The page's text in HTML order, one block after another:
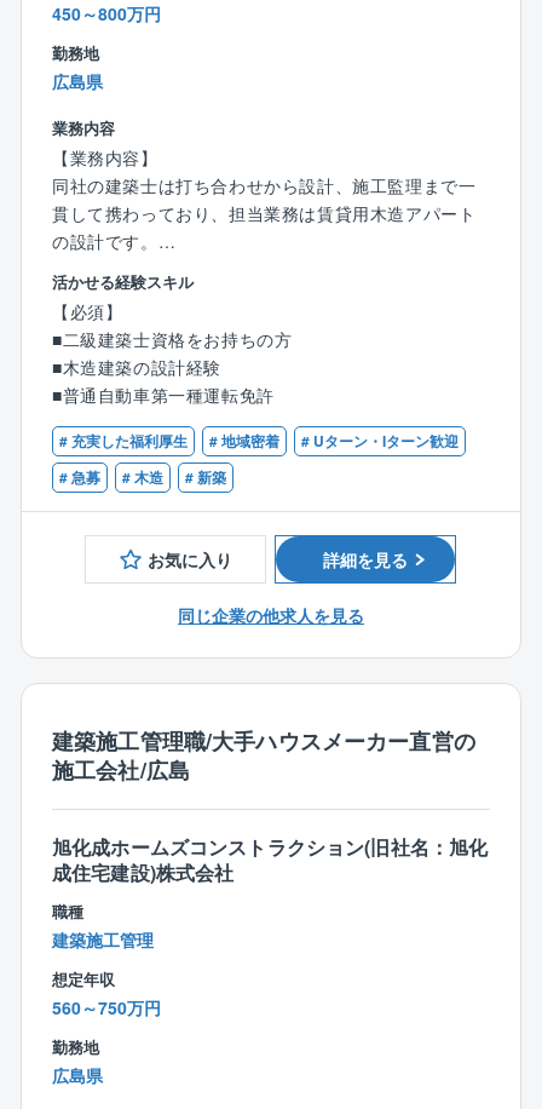
450～800万円
勤務地
広島県
業務内容
【業務内容】
同社の建築士は打ち合わせから設計、施工監理まで一
貫して携わっており、担当業務は賃貸用木造アパート
の設計です。
2～3階建てで、間取りは1R～1LDKのものが中心とな
る単身者や家族向けのアパートを設計します。
入社後は能力に合わせて始めていき、徐々に仕事の幅
を広げていきます。
施工監理まで手がけるのは同社ならではの特徴であ
り、現場では工務店の方と話し合いをしながら住宅を
つくっていきます。
業務の流れとしてはまず、土地の情報を営業部から共
有され、現場に訪問し、土地の広さや周辺状況を確認
します。
その後図面を作成、申請し、申請の許可が出れば、工
務店に図面や工程表を渡します。
土地の情報を共有されてから完成までは約4～5ヶ月程
度かかり、1人の建築士が常時2～3件を担当していま
す。
※広島支店へ配属予定
〈業務の魅力〉
打ち合わせ段階から最後まで案件を担当できるため、
た住宅の完成までを見届けられるやりがいがありま
す。
〈同社の特徴〉
投資用不動産の販売で高い商品力とサービス力で全国
各地の顧客から信頼を得ています。同社の営業の特徴
は、土地の仕入れから販売まで一貫して携わるという
ことです。
充実設備の質の良い木造アパートを建築し、入居率は
活かせる経験スキル
【必須】
■二級建築士資格をお持ちの方
■木造建築の設計経験
■普通自動車第一種運転免許
# 充実した福利厚生 # 地域密着
# Uターン・Iターン歓迎
# 急募
# 木造 # 新築
お気に入り 詳細を見る
同じ企業の他求人を見る
建築施工管理職/大手ハウスメーカー直営の
施工会社/広島
旭化成ホームズコンストラクション(旧社名：旭化
成住宅建設)株式会社
職種
建築施工管理
想定年収
560～750万円
勤務地
広島県